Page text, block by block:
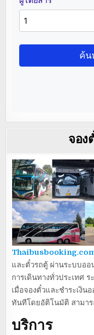
จอง
และตั๋วรถตู้ ผ่านระบบออ
การเดินทางทั่วประเทศ
เมื่อจองตั๋วและชำระเงิน
ทันทีโดยอัติโนมัติ สามา
บริการ